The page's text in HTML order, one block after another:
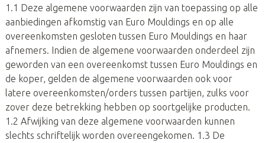
1.1 Deze algemene voorwaarden zijn van toepassing op alle
aanbiedingen afkomstig van Euro Mouldings en op alle
overeenkomsten gesloten tussen Euro Mouldings en haar
afnemers. Indien de algemene voorwaarden onderdeel zijn
geworden van een overeenkomst tussen Euro Mouldings en
de koper, gelden de algemene voorwaarden ook voor
latere overeenkomsten/orders tussen partijen, zulks voor
zover deze betrekking hebben op soortgelijke producten.
1.2 Afwijking van deze algemene voorwaarden kunnen
slechts schriftelijk worden overeengekomen. 1.3 De